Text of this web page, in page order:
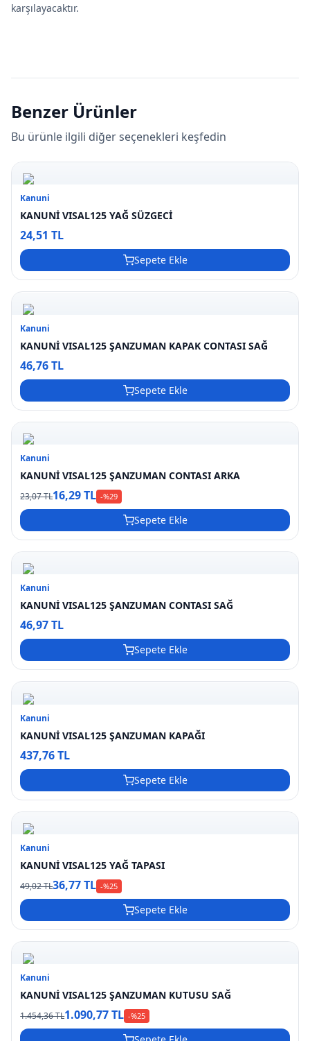
karşılayacaktır.
Benzer Ürünler
Bu ürünle ilgili diğer seçenekleri keşfedin
Kanuni
KANUNİ VISAL125 YAĞ SÜZGECİ
24,51 TL
Sepete Ekle
Kanuni
KANUNİ VISAL125 ŞANZUMAN KAPAK CONTASI SAĞ
46,76 TL
Sepete Ekle
Kanuni
KANUNİ VISAL125 ŞANZUMAN CONTASI ARKA
23,07 TL16,29 TL -%29
Sepete Ekle
Kanuni
KANUNİ VISAL125 ŞANZUMAN CONTASI SAĞ
46,97 TL
Sepete Ekle
Kanuni
KANUNİ VISAL125 ŞANZUMAN KAPAĞI
437,76 TL
Sepete Ekle
Kanuni
KANUNİ VISAL125 YAĞ TAPASI
49,02 TL36,77 TL -%25
Sepete Ekle
Kanuni
KANUNİ VISAL125 ŞANZUMAN KUTUSU SAĞ
1.454,36 TL1.090,77 TL -%25